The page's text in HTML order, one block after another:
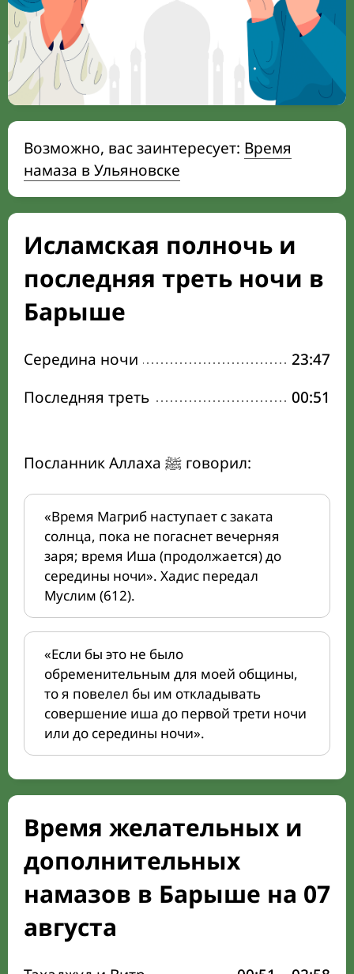
Возможно, вас заинтересует: Время
намаза в Ульяновске
Исламская полночь и
последняя треть ночи в
Барыше
Середина ночи
23:47
Последняя треть
00:51
Посланник Аллаха ﷺ говорил:
«Время Магриб наступает с заката
солнца, пока не погаснет вечерняя
заря; время Иша (продолжается) до
середины ночи». Хадис передал
Муслим (612).
«Если бы это не было
обременительным для моей общины,
то я повелел бы им откладывать
совершение иша до первой трети ночи
или до середины ночи».
Время желательных и
дополнительных
намазов в Барыше на 07
августа